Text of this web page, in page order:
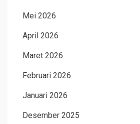
Mei 2026
April 2026
Maret 2026
Februari 2026
Januari 2026
Desember 2025